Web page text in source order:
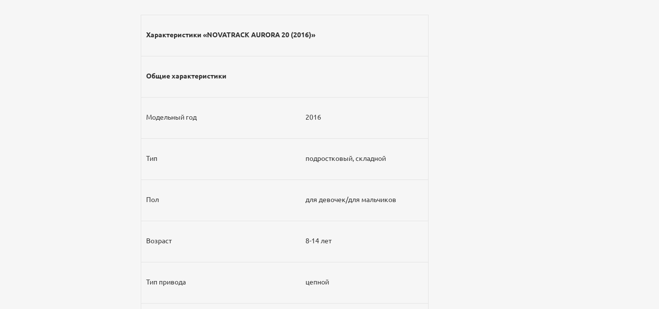
Характеристики «NOVATRACK AURORA 20 (2016)»
Общие характеристики
Модельный год 2016
Тип подростковый, складной
Пол для девочек/для мальчиков
Возраст 8-14 лет
Тип привода цепной